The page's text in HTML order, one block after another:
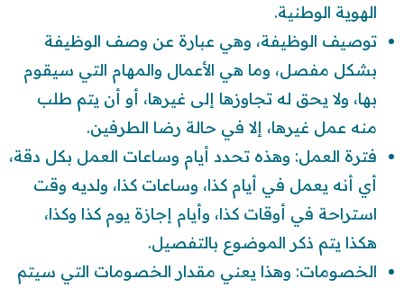
الهوية الوطنية.
توصيف الوظيفة، وهي عبارة عن وصف الوظيفة
بشكل مفصل، وما هي الأعمال والمهام التي سيقوم
بها، ولا يحق له تجاوزها إلى غيرها، أو أن يتم طلب
منه عمل غيرها، إلا في حالة رضا الطرفين.
فترة العمل: وهذه تحدد أيام وساعات العمل بكل دقة،
أي أنه يعمل في أيام كذا، وساعات كذا، ولديه وقت
استراحة في أوقات كذا، وأيام إجازة يوم كذا وكذا،
هكذا يتم ذكر الموضوع بالتفصيل.
الخصومات: وهذا يعني مقدار الخصومات التي سيتم